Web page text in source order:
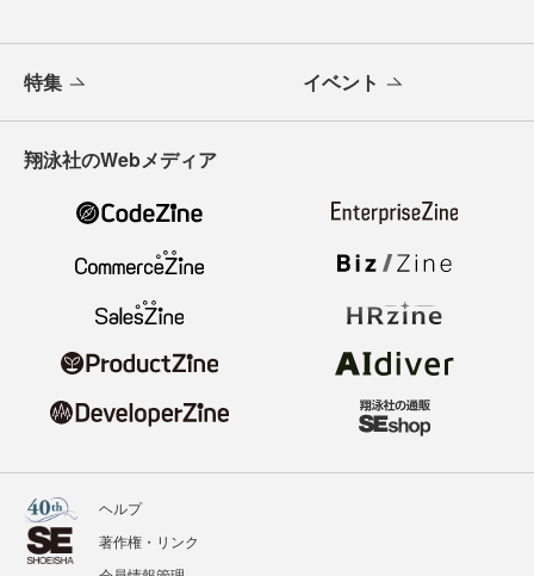
特集 イベント
翔泳社のWebメディア
ヘルプ
著作権・リンク